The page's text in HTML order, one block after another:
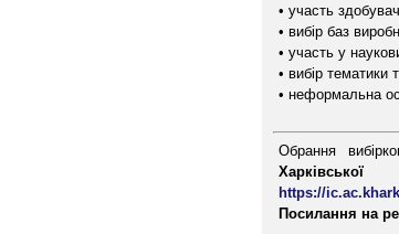
• участь
• вибір баз
• участь у
• вибір тематики
• неформальна
Обрання
https://
Посилання на